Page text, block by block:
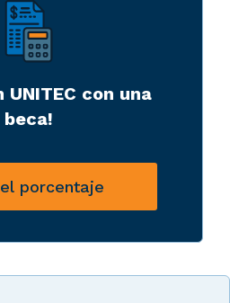
UNITEC con una
beca!
porcentaje